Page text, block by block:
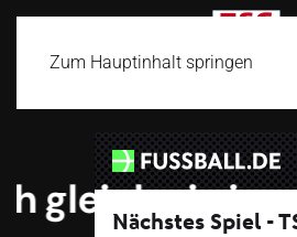
Zum Hauptinhalt springen